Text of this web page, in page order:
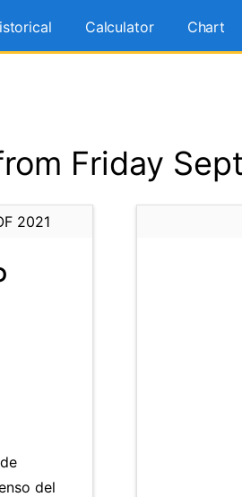
Calculator Chart
Friday
2021
del